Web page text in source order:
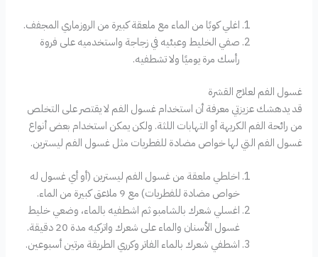
اغلي كوبًا من الماء مع ملعقة كبيرة من الروزماري المجفف.
صفي الخليط وعبئيه في زجاجة واستخدميه على فروة
رأسك مرة يوميًا ولا تشطفيه.
غسول الفم لعلاج القشرة
قد يدهشك عزيزتي معرفة أن استخدام غسول الفم لا يقتصر على التخلص
من رائحة الفم الكريهة أو التهابات اللثة. ولكن يمكن استخدام بعض أنواع
غسول الفم التي لها خواص مضادة للفطريات مثل غسول الفم ليسترين.
اخلطي ملعقة من غسول الفم ليسترين (أو أي غسول له
خواص مضادة للفطريات) مع 9 ملاعق كبيرة من الماء.
اغسلي شعرك بالشامبو ثم اشطفيه بالماء، وضعي خليط
غسول الأسنان والماء على شعرك واتركيه مدة 20 دقيقة.
اشطفي شعرك بالماء الفاتر وكرري الطريقة مرتين أسبوعين.